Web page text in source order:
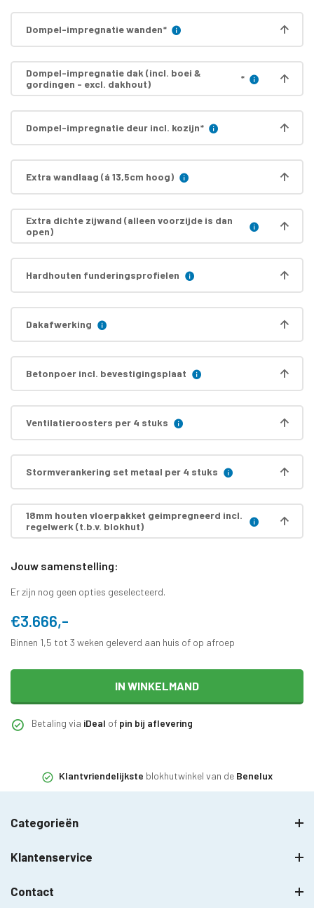
Dompel-impregnatie wanden*
Dompel-impregnatie dak (incl. boei &
gordingen - excl. dakhout)
*
Dompel-impregnatie deur incl. kozijn*
Extra wandlaag (á 13,5cm hoog)
Extra dichte zijwand (alleen voorzijde is dan
open)
Hardhouten funderingsprofielen
Dakafwerking
Betonpoer incl. bevestigingsplaat
Ventilatieroosters per 4 stuks
Stormverankering set metaal per 4 stuks
18mm houten vloerpakket geimpregneerd incl.
regelwerk (t.b.v. blokhut)
Jouw samenstelling:
Er zijn nog geen opties geselecteerd.
€3.666,-
Binnen 1,5 tot 3 weken geleverd aan huis of op afroep
IN WINKELMAND
Betaling via iDeal of pin bij aflevering
Klantvriendelijkste blokhutwinkel van de Benelux
Categorieën
Klantenservice
Contact